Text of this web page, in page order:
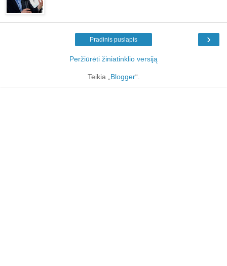
›
Pradinis puslapis
Peržiūrėti žiniatinklio versiją
Teikia „Blogger“.